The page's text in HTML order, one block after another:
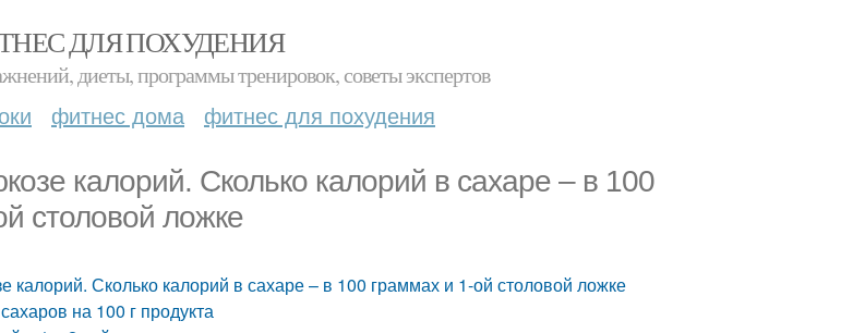
ДЛЯ ПОХУДЕНИЯ
диеты, программы тренировок, советы экспертов
фитнес дома фитнес для похудения
калорий. Сколько калорий в сахаре – в 100
столовой ложке
калорий. Сколько калорий в сахаре – в 100 граммах и 1-ой столовой ложке
на 100 г продукта